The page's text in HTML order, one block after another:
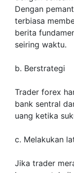
Dengan
terbiasa
berita
seiring waktu.
b. Berstrategi
Trader forex
bank sentral
uang ketika
c. Melakukan
Jika trader